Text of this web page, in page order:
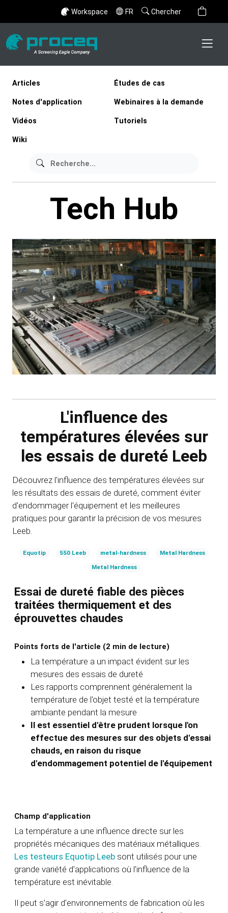
Workspace FR Chercher
Articles Études de cas
Notes d'application Webinaires à la demande
Vidéos Tutoriels
Wiki
Tech Hub
L'influence des
températures élevées sur
les essais de dureté Leeb
Découvrez l'influence des températures élevées sur
les résultats des essais de dureté, comment éviter
d'endommager l'équipement et les meilleures
pratiques pour garantir la précision de vos mesures
Leeb.
Equotip 550 Leeb metal-hardness Metal Hardness
Metal Hardness
Essai de dureté fiable des pièces
traitées thermiquement et des
éprouvettes chaudes
Points forts de l'article (2 min de lecture)
La température a un impact évident sur les
mesures des essais de dureté
Les rapports comprennent généralement la
température de l'objet testé et la température
ambiante pendant la mesure
Il est essentiel d'être prudent lorsque l'on
effectue des mesures sur des objets d'essai
chauds, en raison du risque
d'endommagement potentiel de l'équipement
Champ d'application
La température a une influence directe sur les
propriétés mécaniques des matériaux métalliques.
Les testeurs Equotip Leeb sont utilisés pour une
grande variété d'applications où l'influence de la
température est inévitable.
Il peut s'agir d'environnements de fabrication où les